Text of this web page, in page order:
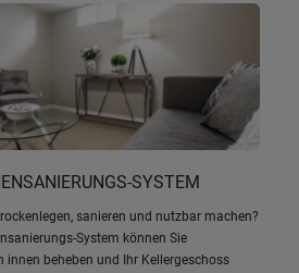
SYSTEM
sanieren und nutzbar machen?
System können Sie
innen beheben und Ihr Kellergeschoss